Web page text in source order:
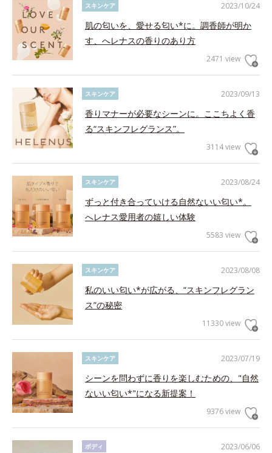
2023/10/24
スキンケア
肌の匂いを、愛せる匂い*に。調香師が明か
す、へレナスの香りのあり方
2471 view
2023/09/13
スキンケア
香りマナーが必要なシーンに。ここちよく香
る“スキンフレグランス”。
3114 view
2023/08/24
スキンケア
ずっと付き合っていける自然ないい匂い*。
へレナス愛用者の嬉しい体験
5583 view
2023/08/08
スキンケア
私のいい匂い*が広がる、“スキンフレグラン
ス”の秘密
11330 view
2023/07/19
スキンケア
シーンを問わずに香りを楽しむための、"自然
ないい匂い*"になる新提案！
9376 view
2023/06/06
ボディ